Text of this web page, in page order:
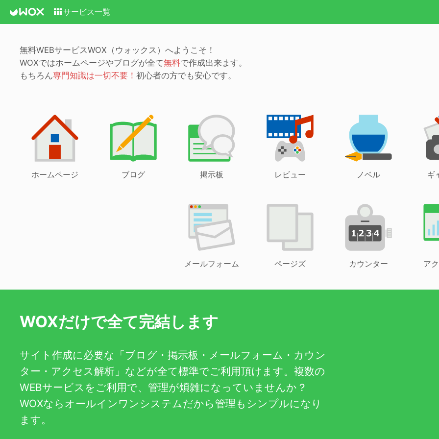
サービス一覧
無料WEBサービスWOX（ウォックス）へようこそ！
WOXではホームページやブログが全て無料で作成出来ます。
もちろん専門知識は一切不要！ 初心者の方でも安心です。
ホームページ ブログ 掲示板 レビュー ノベル ギ
メールフォーム ページズ カウンター ア
WOXだけで全て完結します
サイト作成に必要な「ブログ・掲示板・メールフォーム・カウン
ター・アクセス解析」などが全て標準でご利用頂けます。複数の
WEBサービスをご利用で、管理が煩雑になっていませんか？
WOXならオールインワンシステムだから管理もシンプルになり
ます。